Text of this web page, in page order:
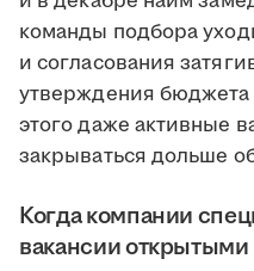
команды подбора
и согласования
утверждения
этого даже активные
закрываться дольше
Когда компании
вакансии открытыми